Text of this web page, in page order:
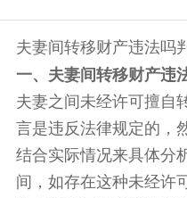
夫妻间转移财产违法吗
一、夫妻间转移财产违
夫妻之间未经许可擅自
言是违反法律规定的，
结合实际情况来具体分
间，如存在这种未经许